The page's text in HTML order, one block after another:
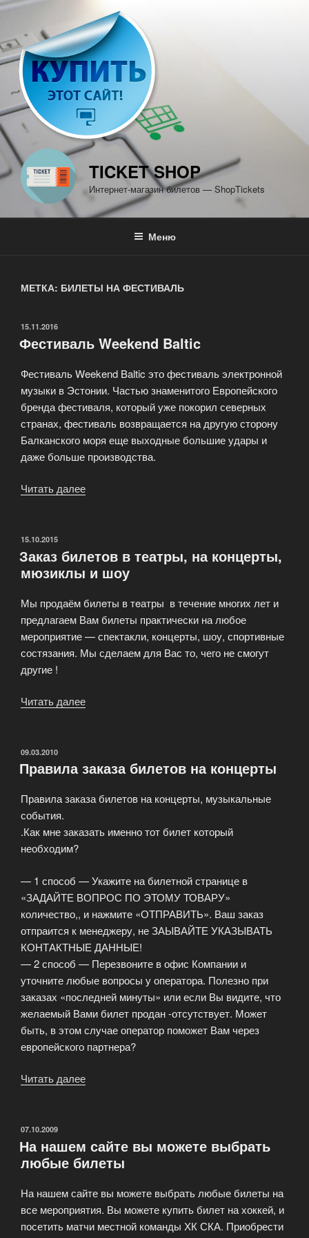
Перейти
содержимому
TICKET SHOP
Интернет-магазин билетов — ShopTickets
Меню
МЕТКА: БИЛЕТЫ НА ФЕСТИВАЛЬ
ОПУБЛИКОВАНО
15.11.2016
Фестиваль Weekend Baltic
Фестиваль Weekend Baltic это фестиваль электронной
музыки в Эстонии. Частью знаменитого Европейского
бренда фестиваля, который уже покорил северных
странах, фестиваль возвращается на другую сторону
Балканского моря еще выходные большие удары и
даже больше производства.
Читать далее
ОПУБЛИКОВАНО
15.10.2015
Заказ билетов в театры, на концерты,
мюзиклы и шоу
Мы продаём билeты в тeатры в течение многих лет и
предлагаем Вам билеты практически на любое
мероприятие — спектакли, концерты, шоу, спортивные
состязания. Мы сделаем для Вас то, чего не смогут
другие !
Читать далее
на
мюзиклы
шоу»
ОПУБЛИКОВАНО
09.03.2010
Правила заказа билетов на концерты
Правила заказа билетов на концерты, музыкальные
события.
.Как мне заказать именно тот билет который
необходим?
— 1 способ — Укажите на билетной странице в
«ЗАДАЙТЕ ВОПРОС ПО ЭТОМУ ТОВАРУ»
количество,, и нажмите «ОТПРАВИТЬ». Ваш заказ
отпраится к менеджеру, не ЗАЫВАЙТЕ УКАЗЫВАТЬ
КОНТАКТНЫЕ ДАННЫЕ!
— 2 способ — Перезвоните в офис Компании и
уточните любые вопросы у оператора. Полезно при
заказах «последней минуты» или если Вы видите, что
желаемый Вами билет продан -отсутствует. Может
быть, в этом случае оператор поможет Вам через
европейского партнера?
Читать далее
концерты»
ОПУБЛИКОВАНО
07.10.2009
На нашем сайте вы можете выбрать
любые билеты
На нашем сайте вы можете выбрать любые билеты на
все мероприятия. Вы можете купить билет на хоккей, и
посетить матчи местной команды ХК СКА. Приобрести